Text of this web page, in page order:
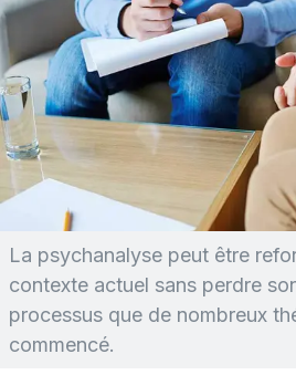
La psychanalyse peut être
contexte actuel sans perdre
processus que de nombreux
commencé.